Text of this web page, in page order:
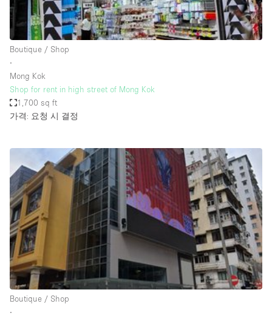
Car Display
Concierge
Counters
Daylight
Electricity
Elevator
Furniture
Garden
Garment Rack
Ground Floor
Handicap Accessible
Haussmann Style
Heating
Industrial
Boutique / Shop
∙
Mong Kok
Shop for rent in high street of Mong Kok
1,700 sq ft
가격: 요청 시 결정
Boutique / Shop
∙